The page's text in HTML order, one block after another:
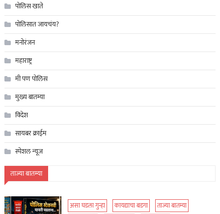
पोलिस खाते
पोलिसात जायचंय?
मनोरंजन
महाराष्ट्र
मी पण पोलिस
मुख्य बातम्या
विदेश
सायबर क्राईम
स्पेशल न्यूज
ताज्या बातम्या
असा घडला गुन्हा कायद्याचा बडगा
ताज्या बातम्या